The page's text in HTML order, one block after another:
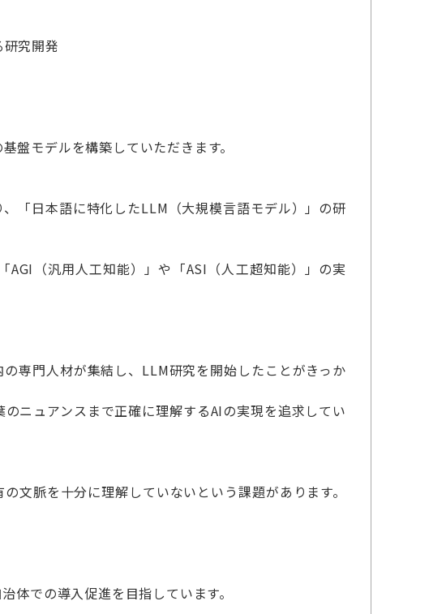
究開発
盤モデルを構築していただきます。
「日本語に特化したLLM（大規模言語モデル）」の研
AGI（汎用人工知能）」や「ASI（人工超知能）」の実
専門人材が集結し、LLM研究を開始したことがきっか
ニュアンスまで正確に理解するAIの実現を追求してい
文脈を十分に理解していないという課題があります。
体での導入促進を目指しています。